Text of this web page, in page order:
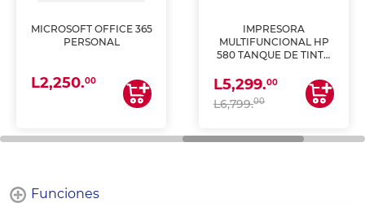
MICROSOFT OFFICE 365
PERSONAL
L2,250.00
IMPRESORA
MULTIFUNCIONAL HP
580 TANQUE DE TINTA
ESCANEA)
L5,299.00
L6,799.00
Funciones